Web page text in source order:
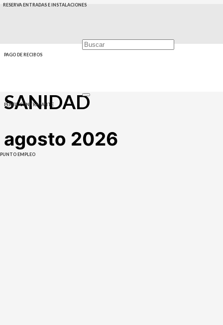
RESERVA ENTRADAS E INSTALACIONES
PAGO DE RECIBOS
PERFIL CONTRATANTE
PUNTO EMPLEO
SANIDAD
agosto 2026